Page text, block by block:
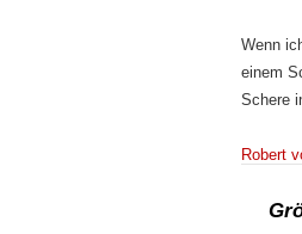
Wenn
einem
Schere
Robert